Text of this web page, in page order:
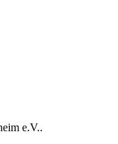
e.V..